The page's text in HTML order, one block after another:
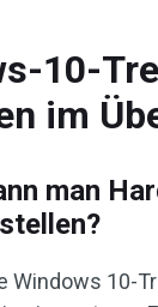
10-
im
man
Windows 10-